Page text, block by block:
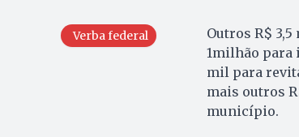
Verba federal
Outros R$
1milhão para
mil para
mais outros
município.